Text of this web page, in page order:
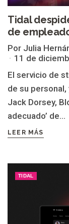
Tidal
de
Por Julia
11 de
El servicio de
de su
Jack Dorsey,
adecuado’ de...
LEER MÁS
TIDAL